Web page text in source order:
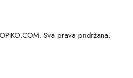
Sva prava pridržana.